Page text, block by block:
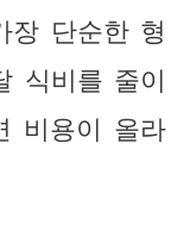
단순한 형
식비를 줄이
비용이 올라